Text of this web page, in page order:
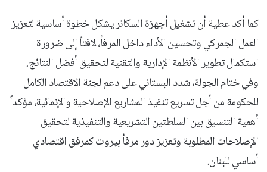
كما أكد عطية أن تشغيل أجهزة السكانر يشكل خطوة أساسية لتعزيز
العمل الجمركي وتحسين الأداء داخل المرفأ، لافتاً إلى ضرورة
استكمال تطوير الأنظمة الإدارية والتقنية لتحقيق أفضل النتائج.
وفي ختام الجولة، شدد البستاني على دعم لجنة الاقتصاد الكامل
للحكومة من أجل تسريع تنفيذ المشاريع الإصلاحية والإنمائية، مؤكداً
أهمية التنسيق بين السلطتين التشريعية والتنفيذية لتحقيق
الإصلاحات المطلوبة وتعزيز دور مرفأ بيروت كمرفق اقتصادي
أساسي للبنان.